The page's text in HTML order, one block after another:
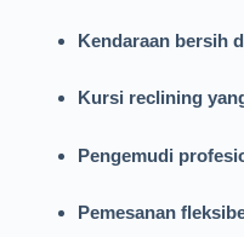
Kendaraan bersih
Kursi reclining
Pengemudi
Pemesanan